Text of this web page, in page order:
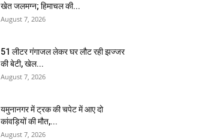
खेत जलमग्न; हिमाचल की...
August 7, 2026
51 लीटर गंगाजल लेकर घर लौट रही झज्जर
की बेटी, खेल...
August 7, 2026
यमुनानगर में ट्रक की चपेट में आए दो
कांवड़ियों की मौत,...
August 7, 2026